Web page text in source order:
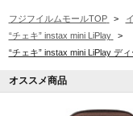
フジフイルムモールTOP >
“チェキ” instax mini LiPlay
>
“チェキ” instax mini LiPlay デ
オススメ商品